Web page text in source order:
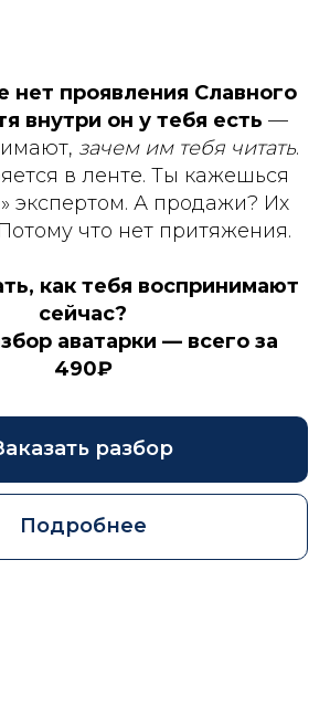
нет проявления Славного
внутри он у тебя есть —
зачем им тебя читать.
в ленте. Ты кажешься
экспертом. А продажи? Их
что нет притяжения.
как тебя воспринимают
сейчас?
аватарки — всего за
490₽
разбор
Подробнее